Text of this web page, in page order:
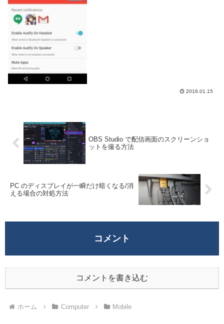
2016.01.15
OBS Studio で配信画面のスクリーンショ
ットを撮る方法
PC のディスプレイが一瞬だけ暗くなる/消
える場合の対処方法
コメント
コメントを書き込む
ホーム Computer Mobile